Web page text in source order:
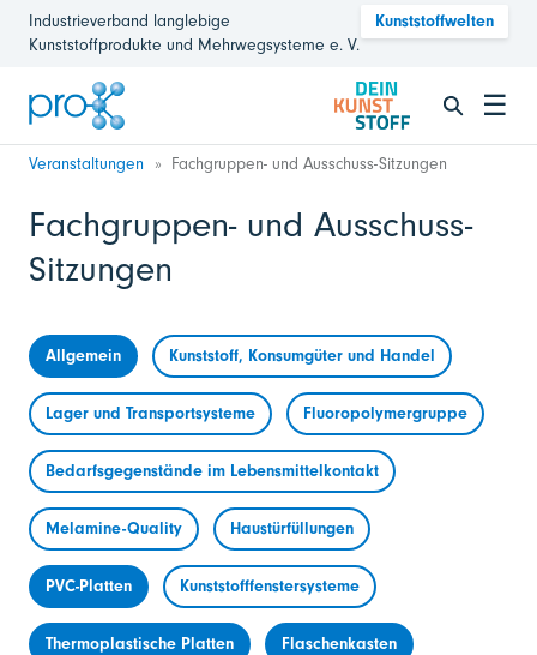
Industrieverband langlebige
Kunststoffprodukte und Mehrwegsysteme e. V.
Kunststoffwelten
☰
Veranstaltungen Fachgruppen- und Ausschuss-Sitzungen
Fachgruppen- und Ausschuss-
Sitzungen
Allgemein Kunststoff, Konsumgüter und Handel
Lager und Transportsysteme Fluoropolymergruppe
Bedarfsgegenstände im Lebensmittelkontakt
Melamine-Quality Haustürfüllungen
PVC-Platten Kunststofffenstersysteme
Thermoplastische Platten Flaschenkasten